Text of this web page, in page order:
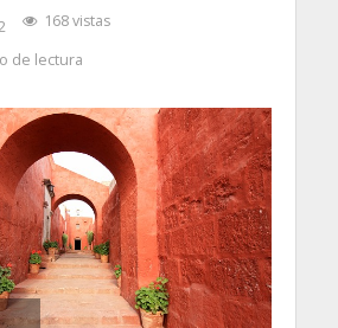
168 vistas
de lectura